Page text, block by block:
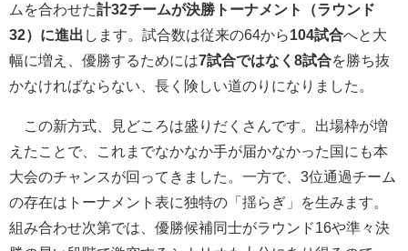
ムを合わせた計32チームが決勝トーナメント（ラウンド
32）に進出 します。試合数は従来の64から104試合へと大
幅に増え、優勝するためには7試合ではなく8試合を勝ち抜
かなければならない、長く険しい道のりになりました。
この新方式、見どころは盛りだくさんです。出場枠が増
えたことで、これまでなかなか手が届かなかった国にも本
大会のチャンスが回ってきました。一方で、3位通過チーム
の存在はトーナメント表に独特の「揺らぎ」を生みます。
組み合わせ次第では、優勝候補同士がラウンド16や準々決